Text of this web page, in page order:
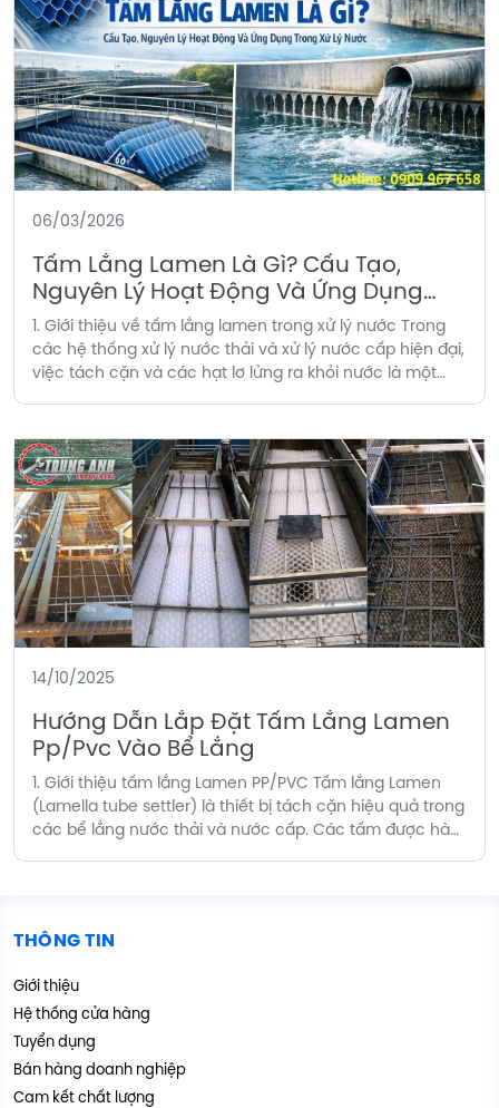
06/03/2026
Tấm Lắng Lamen Là Gì? Cấu Tạo,
Nguyên Lý Hoạt Động Và Ứng Dụng
Trong Xử Lý Nước
1. Giới thiệu về tấm lắng lamen trong xử lý nước Trong
các hệ thống xử lý nước thải và xử lý nước cấp hiện đại,
việc tách cặn và các hạt lơ lửng ra khỏi nước là một
14/10/2025
Hướng Dẫn Lắp Đặt Tấm Lắng Lamen
Pp/Pvc Vào Bể Lắng
1. Giới thiệu tấm lắng Lamen PP/PVC Tấm lắng Lamen
(Lamella tube settler) là thiết bị tách cặn hiệu quả trong
các bể lắng nước thải và nước cấp. Các tấm được hàn
THÔNG TIN
Giới thiệu
Hệ thống cửa hàng
Tuyển dụng
Bán hàng doanh nghiệp
Cam kết chất lượng